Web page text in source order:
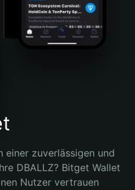
einer zuverlässigen und
DBALLZ? Bitget Wallet
Nutzer vertrauen